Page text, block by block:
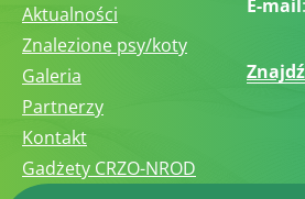
Aktualności
Znalezione psy/koty
Galeria
Partnerzy
Kontakt
Gadżety CRZO-NROD
E-mail: